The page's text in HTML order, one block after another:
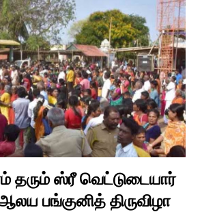
தரும் ஸ்ரீ வெட்டுடையார்
பங்குனித் திருவிழா